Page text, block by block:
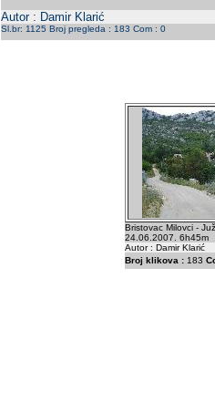
Autor : Damir Klarić
Sl.br: 1125 Broj pregleda : 183 Com : 0
Bristovac Milovci -
24.06.2007. 6h45m
Autor : Damir Klarić
Broj klikova :183